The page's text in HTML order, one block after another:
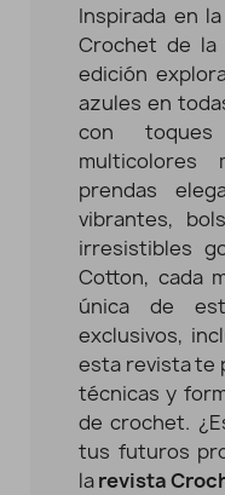
Inspirada en
Crochet de la
edición
azules en
con
multicolores
prendas
vibrantes,
irresistibles
Cotton, cada
única de
exclusivos,
esta revista te
técnicas y
de crochet.
tus futuros
larevista